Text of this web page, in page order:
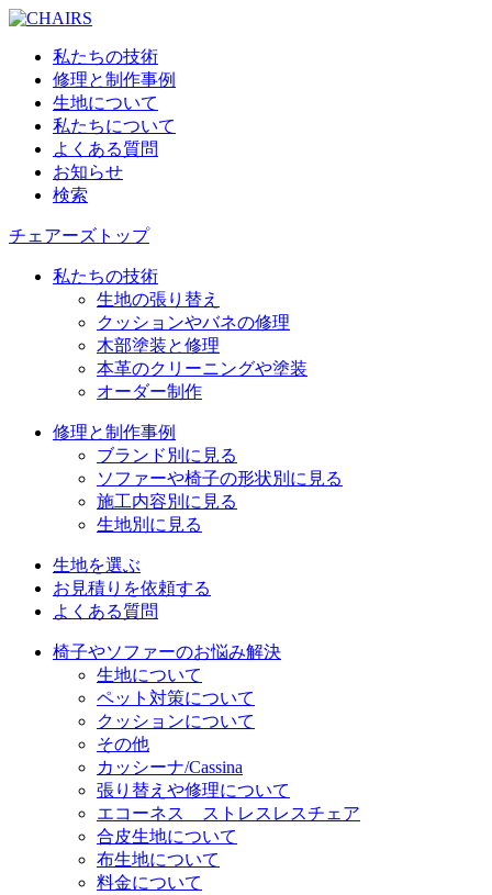
私たちの技術
修理と制作事例
生地について
私たちについて
よくある質問
お知らせ
検索
チェアーズトップ
私たちの技術
生地の張り替え
クッションやバネの修理
木部塗装と修理
本革のクリーニングや塗装
オーダー制作
修理と制作事例
ブランド別に見る
ソファーや椅子の形状別に見る
施工内容別に見る
生地別に見る
生地を選ぶ
お見積りを依頼する
よくある質問
椅子やソファーのお悩み解決
生地について
ペット対策について
クッションについて
その他
カッシーナ/Cassina
張り替えや修理について
エコーネス ストレスレスチェア
合皮生地について
布生地について
料金について